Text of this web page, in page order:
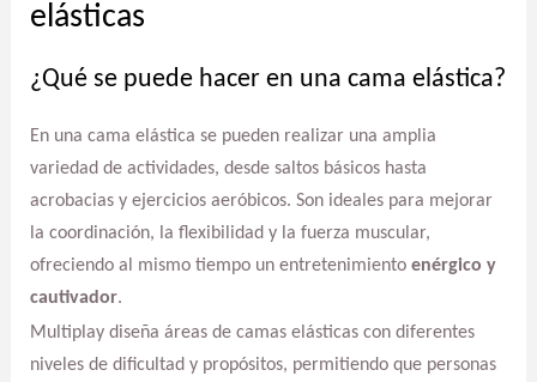
elásticas
¿Qué se puede hacer en una cama elástica?
En una cama elástica se pueden realizar una amplia
variedad de actividades, desde saltos básicos hasta
acrobacias y ejercicios aeróbicos. Son ideales para mejorar
la coordinación, la flexibilidad y la fuerza muscular,
ofreciendo al mismo tiempo un entretenimiento enérgico y
cautivador.
Multiplay diseña áreas de camas elásticas con diferentes
niveles de dificultad y propósitos, permitiendo que personas